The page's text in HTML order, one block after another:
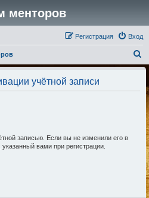
менторов
Вход
Регистрация
о
учётной записи
записью. Если вы не изменили его в
вами при регистрации.